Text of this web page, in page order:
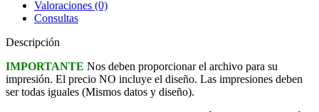
Valoraciones (0)
Consultas
Descripción
IMPORTANTE Nos deben proporcionar el archivo para su
impresión. El precio NO incluye el diseño. Las impresiones deben
ser todas iguales (Mismos datos y diseño).